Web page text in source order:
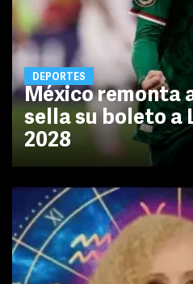
DEPORTES
México remonta
sella su boleto a
2028